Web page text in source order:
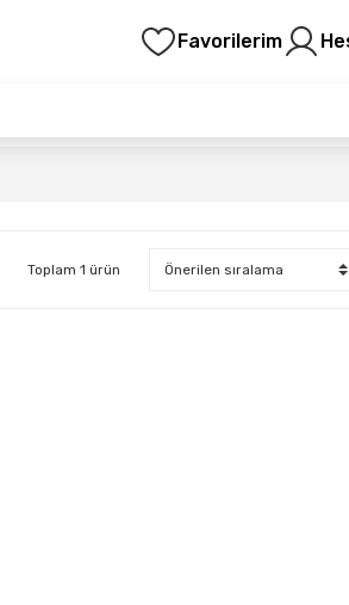
Favorilerim
Toplam 1 ürün